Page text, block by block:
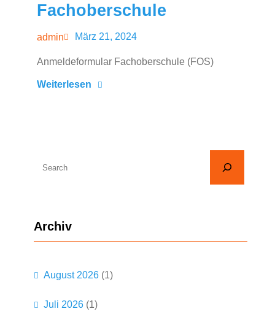
Fachoberschule
admin März 21, 2024
Anmeldeformular Fachoberschule (FOS)
Weiterlesen
eArchiv
August 2026 (1)
Juli 2026 (1)